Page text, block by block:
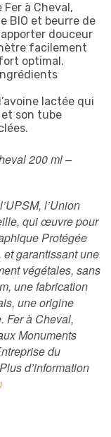
à Cheval,
BIO et beurre de
douceur
facilement
optimal.
lactée qui
et son tube
200 ml –
l’Union
qui œuvre pour
Protégée
garantissant une
végétales, sans
une fabrication
une origine
Fer à Cheval,
Monuments
du
d’information